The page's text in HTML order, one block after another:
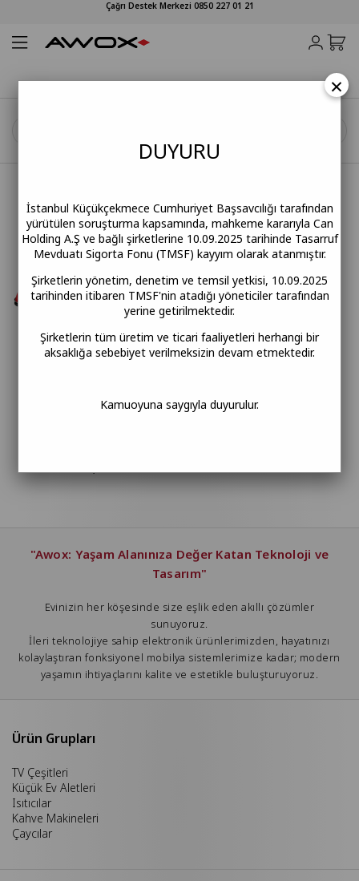
Çağrı Destek Merkezi 0850 227 01 21
"Awox: Yaşam Alanınıza Değer Katan Teknoloji ve
Tasarım"
Evinizin her köşesinde size eşlik eden akıllı çözümler
sunuyoruz.
İleri teknolojiye sahip elektronik ürünlerimizden, hayatınızı
kolaylaştıran fonksiyonel mobilya sistemlerimize kadar; modern
yaşamın ihtiyaçlarını kalite ve estetikle buluşturuyoruz.
Ürün Grupları
TV Çeşitleri
Küçük Ev Aletleri
Isıtıcılar
Kahve Makineleri
Çaycılar
×
DUYURU
İstanbul Küçükçekmece Cumhuriyet Başsavcılığı tarafından
yürütülen soruşturma kapsamında, mahkeme kararıyla Can
Holding A.Ş ve bağlı şirketlerine 10.09.2025 tarihinde Tasarruf
Mevduatı Sigorta Fonu (TMSF) kayyım olarak atanmıştır.
Şirketlerin yönetim, denetim ve temsil yetkisi, 10.09.2025
tarihinden itibaren TMSF'nin atadığı yöneticiler tarafından
yerine getirilmektedir.
Şirketlerin tüm üretim ve ticari faaliyetleri herhangi bir
aksaklığa sebebiyet verilmeksizin devam etmektedir.
Kamuoyuna saygıyla duyurulur.